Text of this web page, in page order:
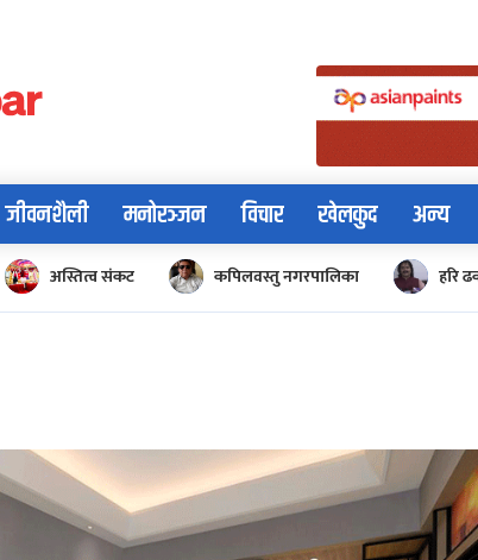
जीवनशैली मनोरञ्जन विचार खेलकुद अन्य
अस्तित्व संकट कपिलवस्तु नगरपालिका हरि